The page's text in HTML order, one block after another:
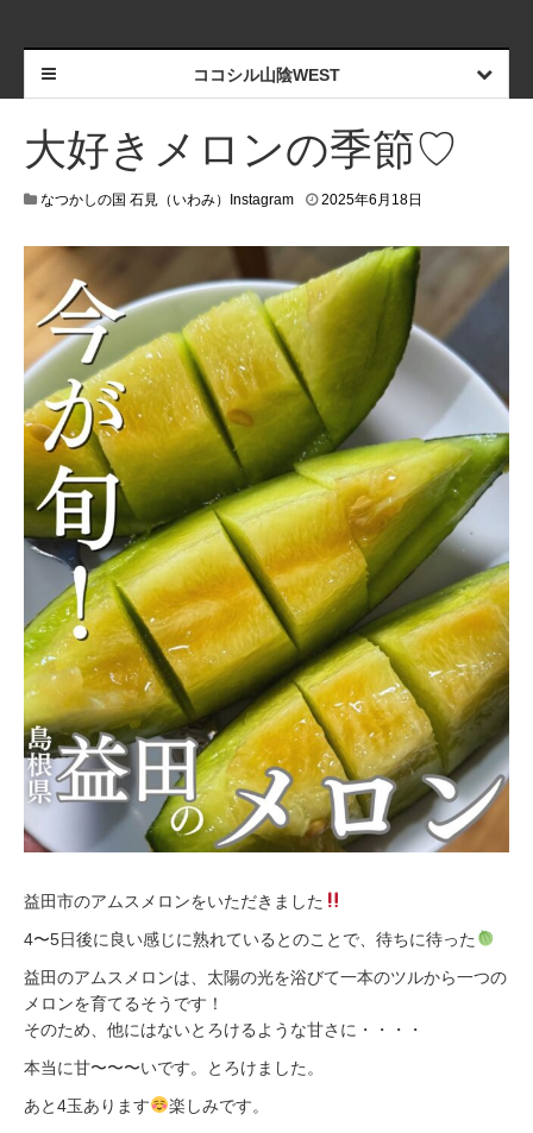
ココシル山陰WEST
大好きメロンの季節♡
なつかしの国 石見（いわみ）Instagram 2025年6月18日
益田市のアムスメロンをいただきました
4〜5日後に良い感じに熟れているとのことで、待ちに待った
益田のアムスメロンは、太陽の光を浴びて一本のツルから一つの
メロンを育てるそうです！
そのため、他にはないとろけるような甘さに・・・・
本当に甘〜〜〜いです。とろけました。
あと4玉あります
楽しみです。